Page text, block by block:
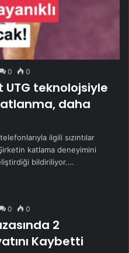
0 0
UTG teknolojsiyle
daha
ilgili sızıntılar
katlama deneyimini
bildiriliyor.…
0 0
2
Kaybetti